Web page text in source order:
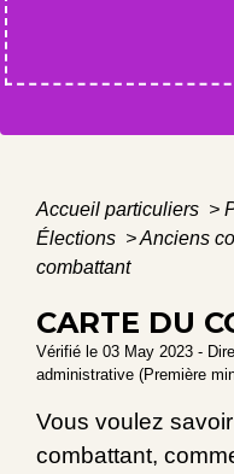
Accueil particuliers >
Élections >Anciens
combattant
CARTE DU
Vérifié le 03 May 2023 -
administrative (Première
Vous voulez
combattant,